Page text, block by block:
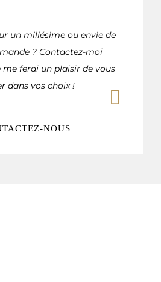
un millésime ou envie de
? Contactez-moi
ferai un plaisir de vous
dans vos choix !
NOUS